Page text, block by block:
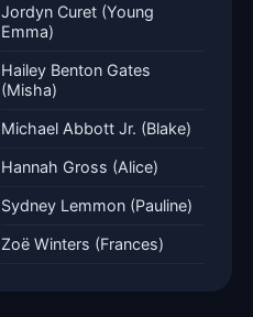
Jordyn Curet (Young
Emma)
Hailey Benton Gates
(Misha)
Michael Abbott Jr. (Blake)
Hannah Gross (Alice)
Sydney Lemmon (Pauline)
Zoë Winters (Frances)